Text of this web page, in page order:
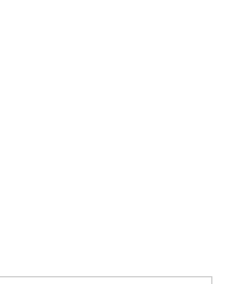
くいただきます。 演奏料金は、